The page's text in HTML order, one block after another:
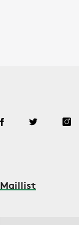
Maillist